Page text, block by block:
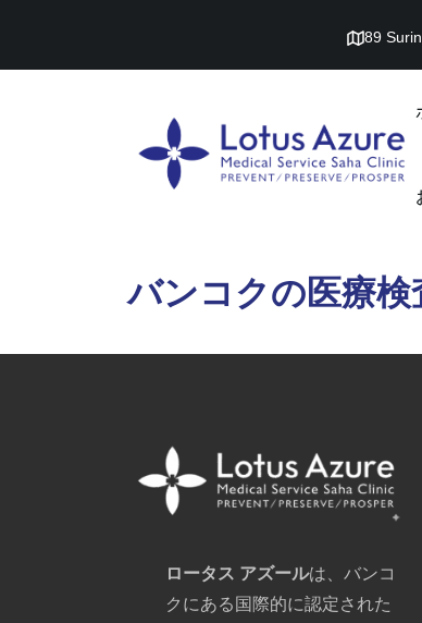
89
バンコクの医療
ロータス アズールは、バンコ
クにある国際的に認定された